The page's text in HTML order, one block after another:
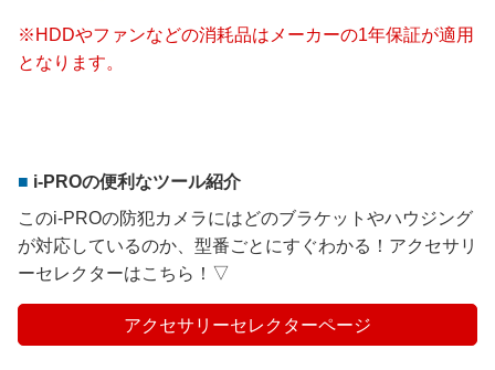
※HDDやファンなどの消耗品はメーカーの1年保証が適用
となります。
i-PROの便利なツール紹介
このi-PROの防犯カメラにはどのブラケットやハウジング
が対応しているのか、型番ごとにすぐわかる！アクセサリ
ーセレクターはこちら！▽
アクセサリーセレクターページ